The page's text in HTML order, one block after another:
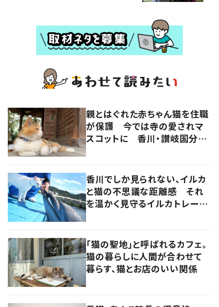
親とはぐれた赤ちゃん猫を住職
が保護 今では寺の愛されマ
スコットに 香川・讃岐国分寺
香川でしか見られない、イルカ
と猫の不思議な距離感 それ
を温かく見守るイルカトレーナ
「猫の聖地」と呼ばれるカフェ。
猫の暮らしに人間が合わせて
暮らす、猫とお店のいい関係